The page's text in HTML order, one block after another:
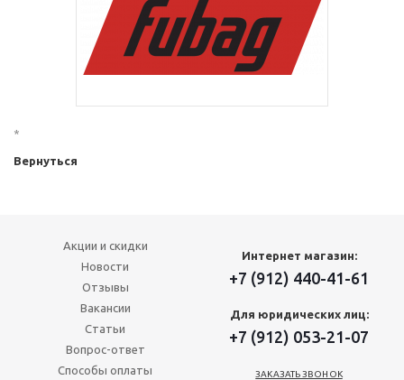
*
Вернуться
Акции и скидки
Новости
Отзывы
Вакансии
Статьи
Вопрос-ответ
Способы оплаты
Интернет магазин:
+7 (912) 440-41-61
Для юридических лиц:
+7 (912) 053-21-07
ЗАКАЗАТЬ ЗВОНОК